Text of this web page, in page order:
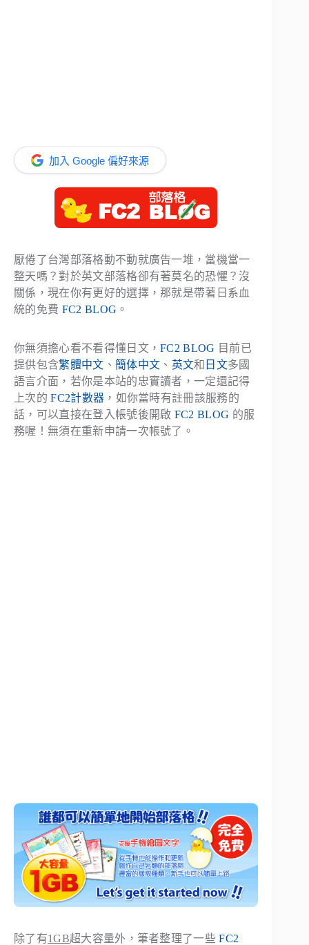
加入 Google 偏好來源
厭倦了台灣部落格動不動就廣告一堆，當機當一
整天嗎？對於英文部落格卻有著莫名的恐懼？沒
關係，現在你有更好的選擇，那就是帶著日系血
統的免費 FC2 BLOG 。
你無須擔心看不看得懂日文，FC2 BLOG 目前已
提供包含繁體中文 、 簡体中文 、 英文和 日文多國
語言介面，若你是本站的忠實讀者，一定還記得
上次的FC2計數器 ，如你當時有註冊該服務的
話，可以直接在登入帳號後開啟 FC2 BLOG 的服
務喔！無須在重新申請一次帳號了。
除了有1GB超大容量外，筆者整理了一些FC2